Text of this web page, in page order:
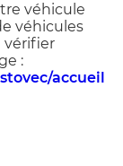
véhicule
véhicules
vérifier
:
accueil